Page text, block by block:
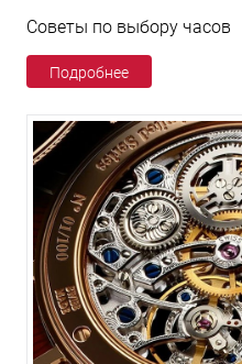
Советы по выбору часов
Подробнее